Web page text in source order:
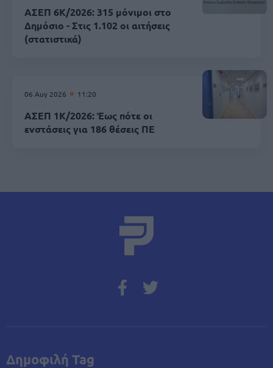
ΑΣΕΠ 6Κ/2026: 315 μόνιμοι στο
Δημόσιο - Στις 1.102 οι αιτήσεις
(στατιστικά)
06 Αυγ 2026 11:20
ΑΣΕΠ 1Κ/2026: Έως πότε οι
ενστάσεις για 186 θέσεις ΠΕ
Δημοφιλή Tag